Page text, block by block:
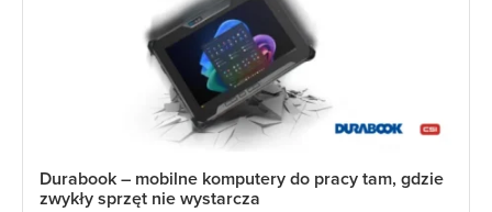
Durabook – mobilne komputery do pracy tam, gdzie
zwykły sprzęt nie wystarcza